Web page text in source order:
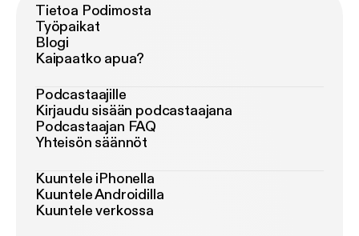
Tietoa Podimosta
Työpaikat
Blogi
Kaipaatko apua?
Podcastaajille
Kirjaudu sisään podcastaajana
Podcastaajan FAQ
Yhteisön säännöt
Kuuntele iPhonella
Kuuntele Androidilla
Kuuntele verkossa